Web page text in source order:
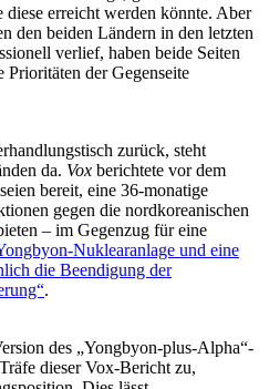
erreicht werden könnte. Aber
den beiden Ländern in den letzten
verlief, haben beide Seiten
Prioritäten der Gegenseite
zurück, steht
da. Vox berichtete vor dem
bereit, eine 36-monatige
gegen die nordkoreanischen
– im Gegenzug für eine
Nuklearanlage und eine
die Beendigung der
.
des „Yongbyon-plus-Alpha“-
dieser Vox-Bericht zu,